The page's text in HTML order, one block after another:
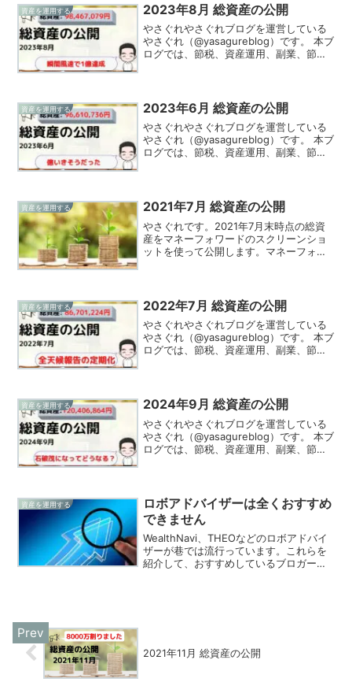
資産を運用する 2023年8月 総資産の公開
やさぐれやさぐれブログを運営している
やさぐれ（@yasagureblog）です。 本ブ
ログでは、節税、資産運用、副業、節約
資産を運用する 2023年6月 総資産の公開
やさぐれやさぐれブログを運営している
やさぐれ（@yasagureblog）です。 本ブ
ログでは、節税、資産運用、副業、節約
く...
資産を運用する 2021年7月 総資産の公開
やさぐれです。2021年7月末時点の総資
産をマネーフォワードのスクリーンショ
ットを使って公開します。マネーフォワ
い理由がないくらいで...
資産を運用する 2022年7月 総資産の公開
やさぐれやさぐれブログを運営している
やさぐれ（@yasagureblog）です。 本ブ
ログでは、節税、資産運用、副業、節約
ザ...
資産を運用する 2024年9月 総資産の公開
やさぐれやさぐれブログを運営している
やさぐれ（@yasagureblog）です。 本ブ
ログでは、節税、資産運用、副業、節約
ゲ...
資産を運用する
ロボアドバイザーは全くおすすめ
できません
WealthNavi、THEOなどのロボアドバイ
ザーが巷では流行っています。これらを
紹介して、おすすめしているブロガーも
2021年11月 総資産の公開